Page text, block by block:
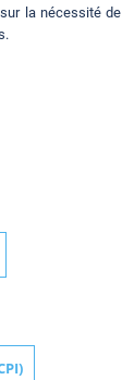
la nécessité de